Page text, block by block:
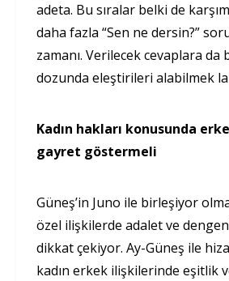
adeta. Bu sıralar belki de
daha fazla “Sen ne dersin?”
zamanı. Verilecek cevaplara da
dozunda eleştirileri alabilmek
Kadın hakları konusunda
gayret göstermeli
Güneş’in Juno ile birleşiyor
özel ilişkilerde adalet ve
dikkat çekiyor. Ay-Güneş ile
kadın erkek ilişkilerinde eşitlik